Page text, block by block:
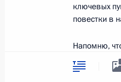
English
Президента
ключевых
повестки в
Напомню,
процента,
по этому